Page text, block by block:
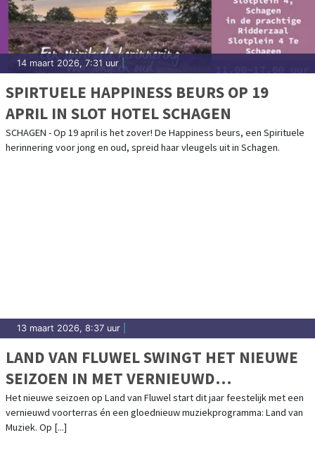
14 maart 2026, 7:31 uur
SPIRTUELE HAPPINESS BEURS OP 19
APRIL IN SLOT HOTEL SCHAGEN
SCHAGEN - Op 19 april is het zover! De Happiness beurs, een Spirituele
herinnering voor jong en oud, spreid haar vleugels uit in Schagen.
13 maart 2026, 8:37 uur
LAND VAN FLUWEL SWINGT HET NIEUWE
SEIZOEN IN MET VERNIEUWD
VOORTERRAS EN LAND VAN MUZIEK
Het nieuwe seizoen op Land van Fluwel start dit jaar feestelijk met een
vernieuwd voorterras én een gloednieuw muziekprogramma: Land van
Muziek. Op [...]